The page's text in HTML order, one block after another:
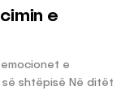
e
e
shtëpisë Në ditët